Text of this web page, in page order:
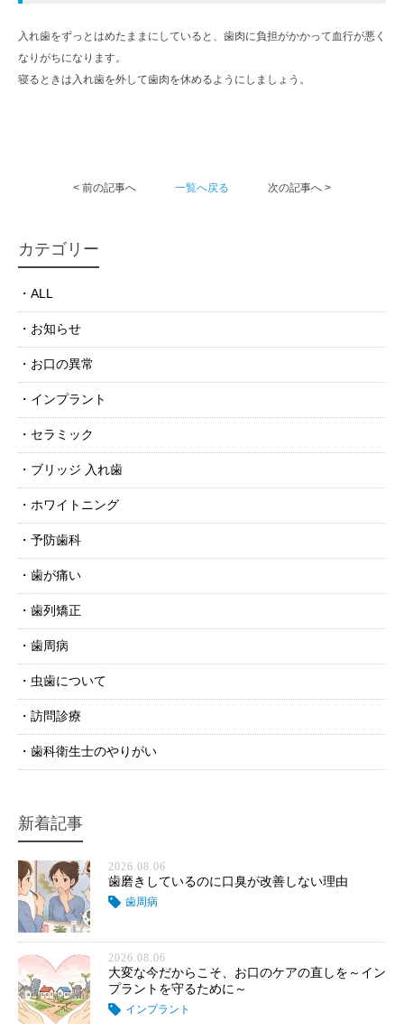
入れ歯をずっとはめたままにしていると、歯肉に負担がかかって血行が悪く
なりがちになります。
寝るときは入れ歯を外して歯肉を休めるようにしましょう。
< 前の記事へ 一覧へ戻る 次の記事へ >
カテゴリー
ALL
お知らせ
お口の異常
インプラント
セラミック
ブリッジ 入れ歯
ホワイトニング
予防歯科
歯が痛い
歯列矯正
歯周病
虫歯について
訪問診療
歯科衛生士のやりがい
新着記事
2026.08.06
歯磨きしているのに口臭が改善しない理由
歯周病
2026.08.06
大変な今だからこそ、お口のケアの直しを～イン
プラントを守るために～
インプラント